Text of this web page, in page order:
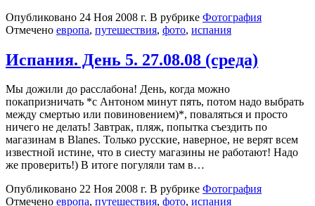
Опубликовано 24 Ноя 2008 г. В рубрике Фотография
Отмечено европа, путешествия, фото, испания
Испания. День 5. 27.08.08 (среда)
Мы дожили до расслабона! День, когда можно
покапризничать *с Антоном минут пять, потом надо выбрать
между смертью или повиновением)*, поваляться и просто
ничего не делать! Завтрак, пляж, попытка съездить по
магазинам в Blanes. Только русские, наверное, не верят всем
известной истине, что в сиесту магазины не работают! Надо
же проверить!) В итоге погуляли там в…
Опубликовано 22 Ноя 2008 г. В рубрике Фотография
Отмечено европа, путешествия, фото, испания